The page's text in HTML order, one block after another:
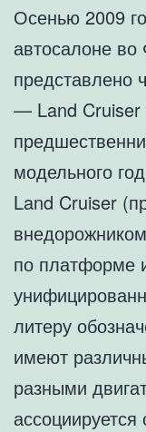
Осенью 2009
автосалоне
представлено
— Land Cruiser
модельного
Land Cruiser
по платформе
литеру
имеют
разными